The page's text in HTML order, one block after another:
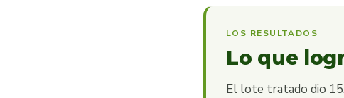
LOS RESULTADOS
Lo que
El lote tratado dio